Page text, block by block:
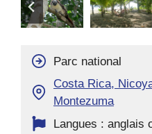
Parc national
Costa Rica,
Montezuma
Langues : anglais